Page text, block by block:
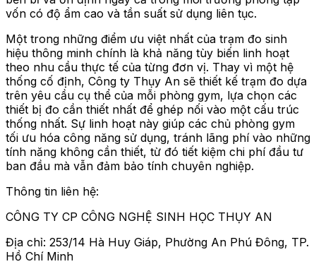
vốn có độ ẩm cao và tần suất sử dụng liên tục.
Một trong những điểm ưu việt nhất của trạm đo sinh
hiệu thông minh chính là khả năng tùy biến linh hoạt
theo nhu cầu thực tế của từng đơn vị. Thay vì một hệ
thống cố định, Công ty Thụy An sẽ thiết kế trạm đo dựa
trên yêu cầu cụ thể của mỗi phòng gym, lựa chọn các
thiết bị đo cần thiết nhất để ghép nối vào một cấu trúc
thống nhất. Sự linh hoạt này giúp các chủ phòng gym
tối ưu hóa công năng sử dụng, tránh lãng phí vào những
tính năng không cần thiết, từ đó tiết kiệm chi phí đầu tư
ban đầu mà vẫn đảm bảo tính chuyên nghiệp.
Thông tin liên hệ:
CÔNG TY CP CÔNG NGHỆ SINH HỌC THỤY AN
Địa chỉ: 253/14 Hà Huy Giáp, Phường An Phú Đông, TP.
Hồ Chí Minh